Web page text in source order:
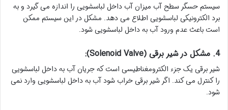
سیستم حسگر سطح آب میزان آب داخل لباسشویی را اندازه می گیرد و به
برد الکترونیکی لباسشویی اطلاع می دهد. مشکل در این سیستم ممکن
است باعث عدم ورود آب به داخل لباسشویی شود.
4. مشکل در شیر برقی (Solenoid Valve):
شیر برقی یک جزء الکترومغناطیسی است که جریان آب به داخل لباسشویی
را کنترل می کند. اگر شیر برقی خراب شود آب به داخل لباسشویی وارد نمی
شود.